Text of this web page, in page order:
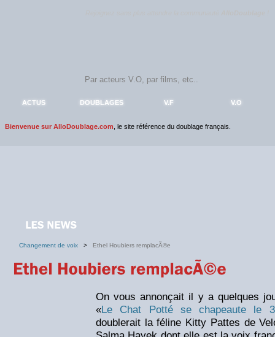
ACTUS DOUBLAGES V.F V.O
Bienvenue sur AlloDoublage.com , le site référence du doublage français.
Changement de voix > Ethel Houbiers remplacÃ©e
On vous annonçait il y a quelques
«Le Chat Potté se chapeaute le
doublerait la féline Kitty Pattes de